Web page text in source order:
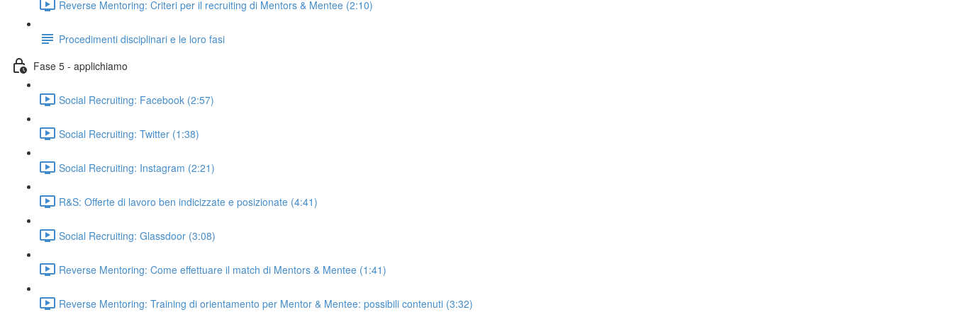
Reverse Mentoring: Criteri per il recruiting di Mentors & Mentee (2:10)
Procedimenti disciplinari e le loro fasi
Fase 5 - applichiamo
Social Recruiting: Facebook (2:57)
Social Recruiting: Twitter (1:38)
Social Recruiting: Instagram (2:21)
R&S: Offerte di lavoro ben indicizzate e posizionate (4:41)
Social Recruiting: Glassdoor (3:08)
Reverse Mentoring: Come effettuare il match di Mentors & Mentee (1:41)
Reverse Mentoring: Training di orientamento per Mentor & Mentee: possibili contenuti (3:32)